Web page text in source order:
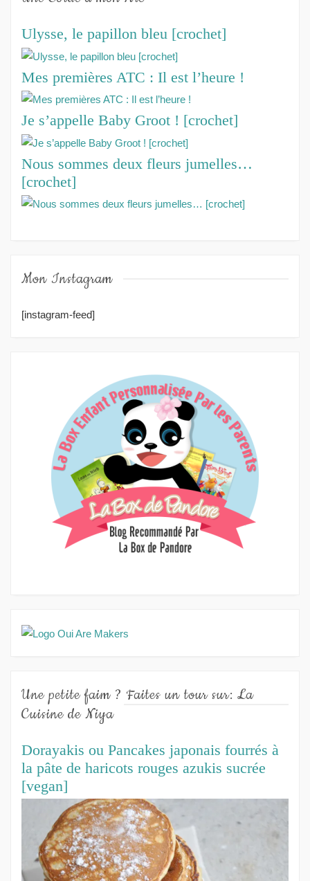
Ulysse, le papillon bleu [crochet]
Mes premières ATC : Il est l’heure !
Je s’appelle Baby Groot ! [crochet]
Nous sommes deux fleurs jumelles…
[crochet]
Mon Instagram
[instagram-feed]
Une petite faim ? Faites un tour sur: La
Cuisine de Niya
Dorayakis ou Pancakes japonais fourrés à
la pâte de haricots rouges azukis sucrée
[vegan]